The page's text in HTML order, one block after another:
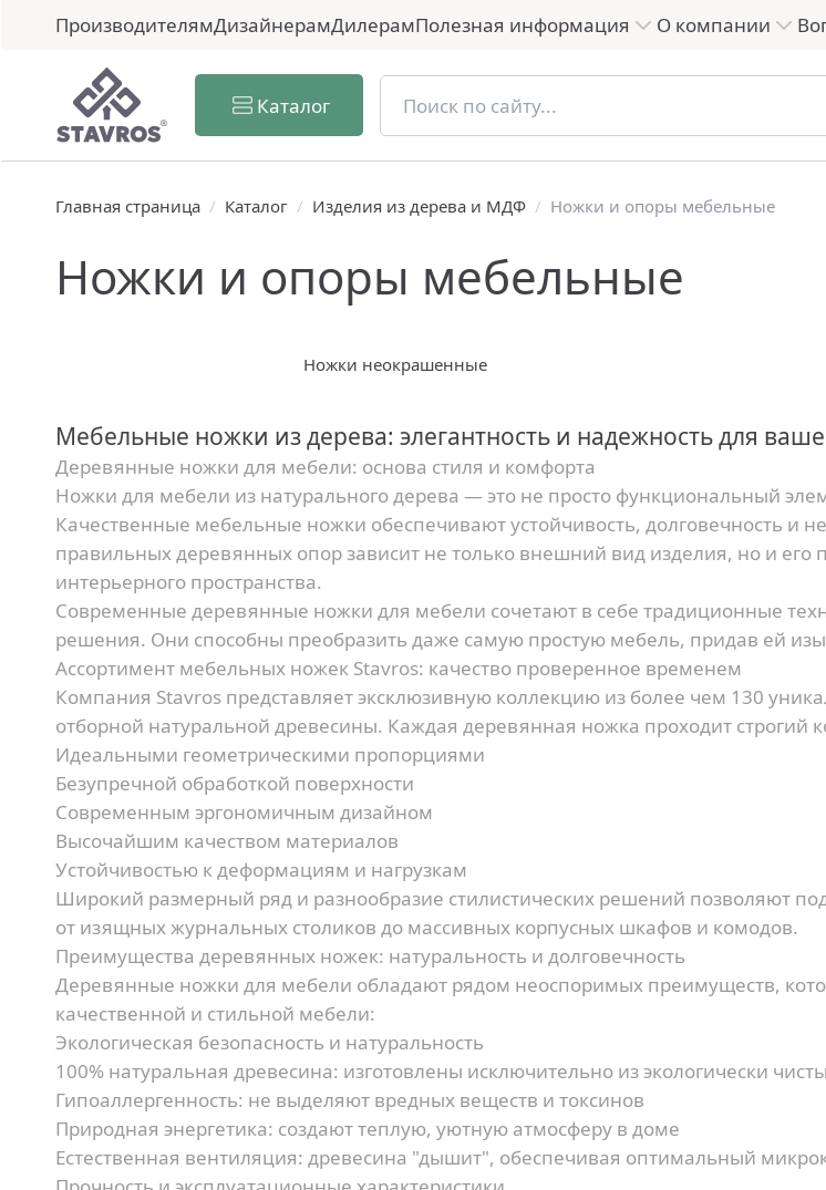
ПроизводителямДизайнерамДилерамПолезная информация О компании
Каталог
Главная страница / Каталог / Изделия из дерева и МДФ / Ножки и опоры мебельные
Ножки и опоры мебельные
Ножки неокрашенные
Мебельные ножки из дерева: элегантность и надежность для
Деревянные ножки для мебели: основа стиля и комфорта
Ножки для мебели из натурального дерева — это не просто функциональный
Качественные мебельные ножки обеспечивают устойчивость, долговечность и
правильных деревянных опор зависит не только внешний вид изделия, но и его
интерьерного пространства.
Современные деревянные ножки для мебели сочетают в себе традиционные
решения. Они способны преобразить даже самую простую мебель, придав ей
Ассортимент мебельных ножек Stavros: качество проверенное временем
Компания Stavros представляет эксклюзивную коллекцию из более чем 130
отборной натуральной древесины. Каждая деревянная ножка проходит строгий
Идеальными геометрическими пропорциями
Безупречной обработкой поверхности
Современным эргономичным дизайном
Высочайшим качеством материалов
Устойчивостью к деформациям и нагрузкам
Широкий размерный ряд и разнообразие стилистических решений позволяют
от изящных журнальных столиков до массивных корпусных шкафов и комодов.
Преимущества деревянных ножек: натуральность и долговечность
Деревянные ножки для мебели обладают рядом неоспоримых преимуществ,
качественной и стильной мебели:
Экологическая безопасность и натуральность
100% натуральная древесина: изготовлены исключительно из экологически
Гипоаллергенность: не выделяют вредных веществ и токсинов
Природная энергетика: создают теплую, уютную атмосферу в доме
Естественная вентиляция: древесина "дышит", обеспечивая оптимальный